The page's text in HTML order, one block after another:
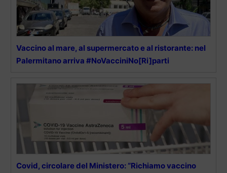
Vaccino al mare, al supermercato e al ristorante: nel
Palermitano arriva #NoVacciniNo[Ri]parti
Covid, circolare del Ministero: “Richiamo vaccino